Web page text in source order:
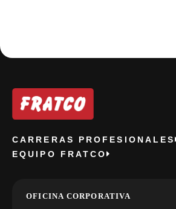
CARRERAS PROFESIONALES
EQUIPO FRATCO
OFICINA CORPORATIVA